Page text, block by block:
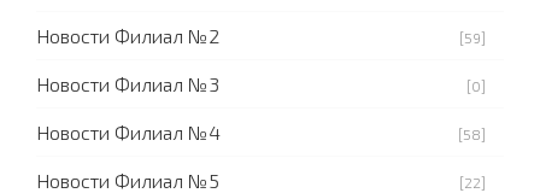
Новости Филиал №2 [59]
Новости Филиал №3 [0]
Новости Филиал №4 [58]
Новости Филиал №5 [22]